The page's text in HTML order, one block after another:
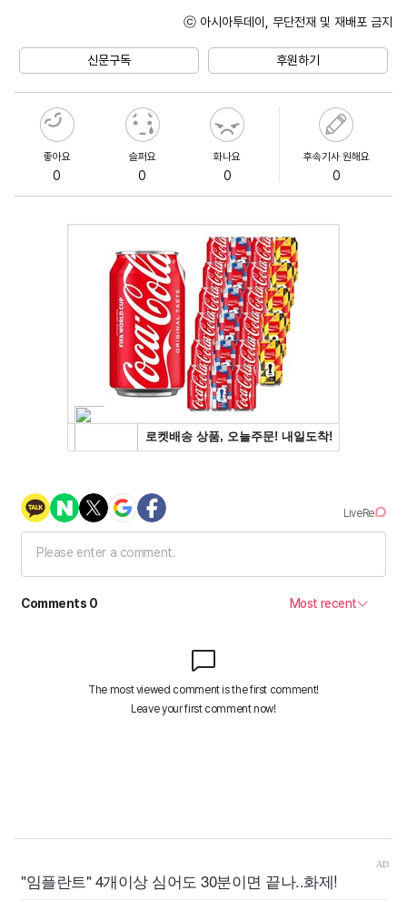
ⓒ 아시아투데이, 무단전재 및 재배포 금지
신문구독 후원하기
좋아요
0
슬퍼요
0
화나요
0
후속기사 원해요
0